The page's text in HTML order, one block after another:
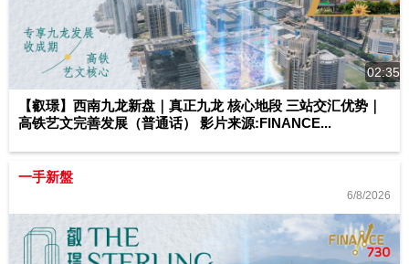
02:35
【叡璟】西南九龙新盘｜真正九龙 核心地段 三站交汇优势｜
高铁艺文完善发展（普通话） 影片来源:FINANCE...
一手新盤
6/8/2026